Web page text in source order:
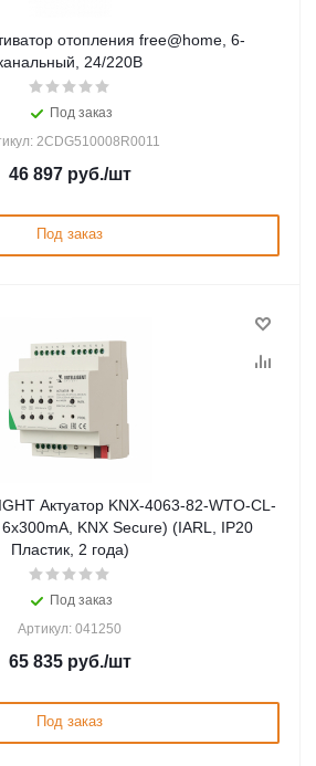
отопления free@home, 6-
24/220В
Под заказ
2CDG510008R0011
46 897руб./шт
Под заказ
Актуатор KNX-4063-82-WTO-CL-
KNX Secure) (IARL, IP20
Пластик, 2 года)
Под заказ
Артикул: 041250
65 835руб./шт
Под заказ